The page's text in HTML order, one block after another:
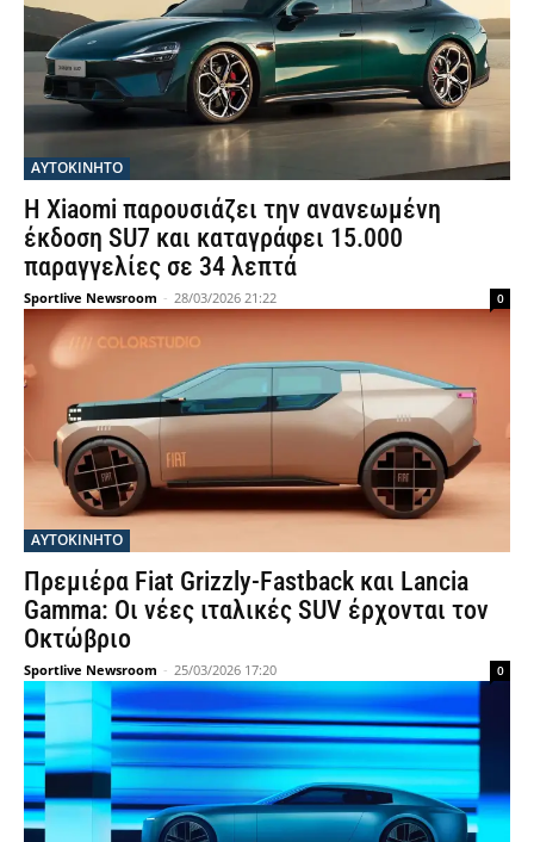
ΑΥΤΟΚΙΝΗΤΟ
Η Xiaomi παρουσιάζει την ανανεωμένη
έκδοση SU7 και καταγράφει 15.000
παραγγελίες σε 34 λεπτά
Sportlive Newsroom - 28/03/2026 21:22 0
ΑΥΤΟΚΙΝΗΤΟ
Πρεμιέρα Fiat Grizzly-Fastback και Lancia
Gamma: Οι νέες ιταλικές SUV έρχονται τον
Οκτώβριο
Sportlive Newsroom - 25/03/2026 17:20 0